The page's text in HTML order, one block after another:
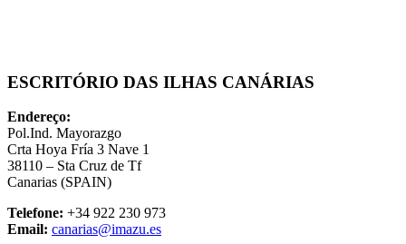
ESCRITÓRIO DAS ILHAS CANÁRIAS
Endereço:
Pol.Ind. Mayorazgo
Crta Hoya Fría 3 Nave 1
38110 – Sta Cruz de Tf
Canarias (SPAIN)
Telefone: +34 922 230 973
Email: canarias@imazu.es